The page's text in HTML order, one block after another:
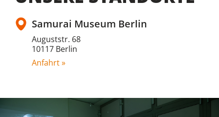
Samurai Museum Berlin
Auguststr. 68
10117 Berlin
Anfahrt »